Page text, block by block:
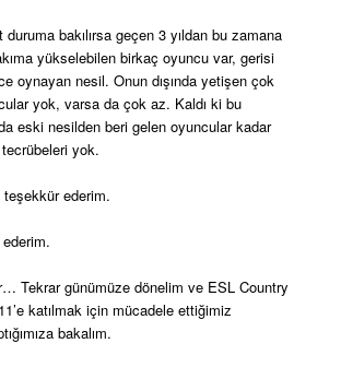
duruma bakılırsa geçen 3 yıldan bu zamana
yükselebilen birkaç oyuncu var, gerisi
oynayan nesil. Onun dışında yetişen çok
yok, varsa da çok az. Kaldı ki bu
eski nesilden beri gelen oyuncular kadar
tecrübeleri yok.
ederim.
Tekrar günümüze dönelim ve ESL Country
katılmak için mücadele ettiğimiz
bakalım.